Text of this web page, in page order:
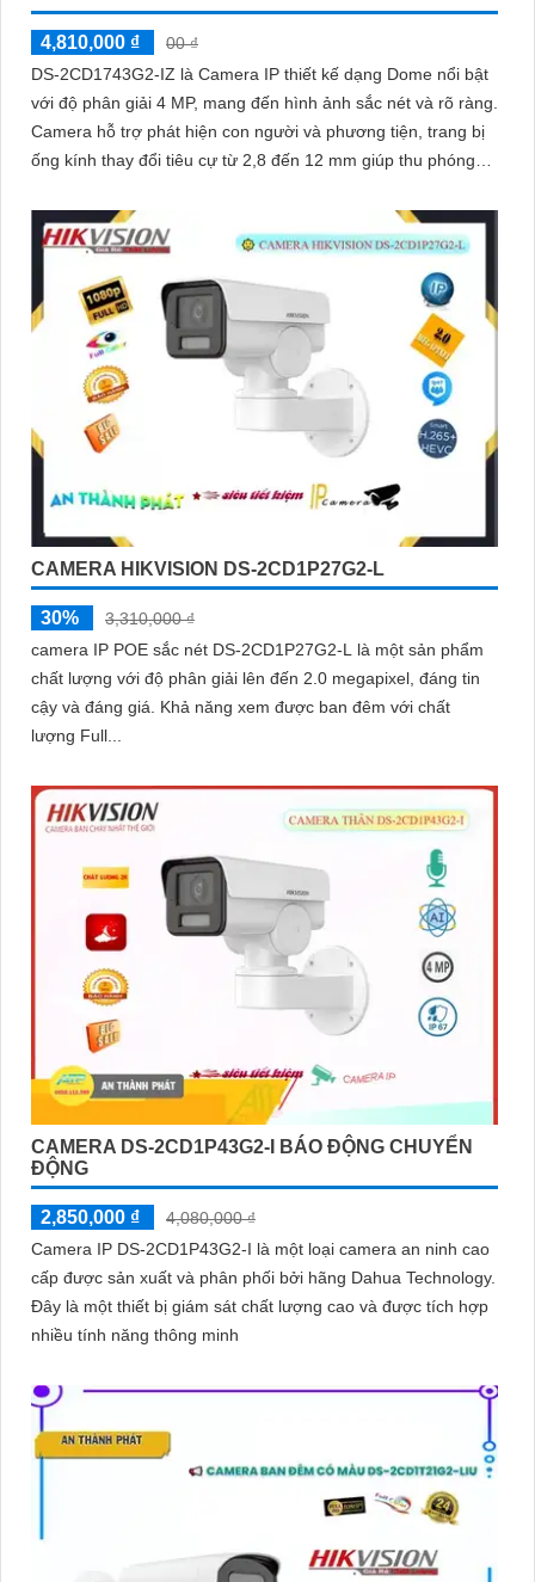
4,810,000 ₫
00 ₫
DS-2CD1743G2-IZ là Camera IP thiết kế dạng Dome nổi bật
với độ phân giải 4 MP, mang đến hình ảnh sắc nét và rõ ràng.
Camera hỗ trợ phát hiện con người và phương tiện, trang bị
ống kính thay đổi tiêu cự từ 2,8 đến 12 mm giúp thu phóng
CAMERA HIKVISION DS-2CD1P27G2-L
30%
3,310,000 ₫
camera IP POE sắc nét DS-2CD1P27G2-L là một sản phẩm
chất lượng với độ phân giải lên đến 2.0 megapixel, đáng tin
cậy và đáng giá. Khả năng xem được ban đêm với chất
lượng Full...
CAMERA DS-2CD1P43G2-I BÁO ĐỘNG CHUYỂN
ĐỘNG
2,850,000 ₫
4,080,000 ₫
Camera IP DS-2CD1P43G2-I là một loại camera an ninh cao
cấp được sản xuất và phân phối bởi hãng Dahua Technology.
Đây là một thiết bị giám sát chất lượng cao và được tích hợp
nhiều tính năng thông minh